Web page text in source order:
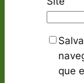
que